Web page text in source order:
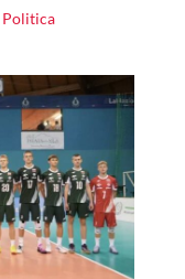
Politica